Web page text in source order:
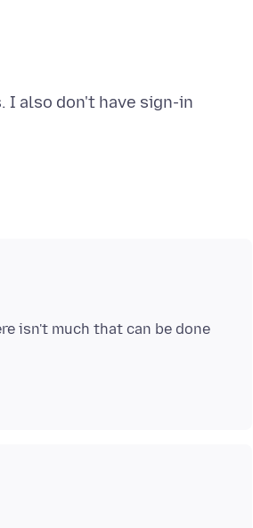
I also don't have sign-in
isn't much that can be done